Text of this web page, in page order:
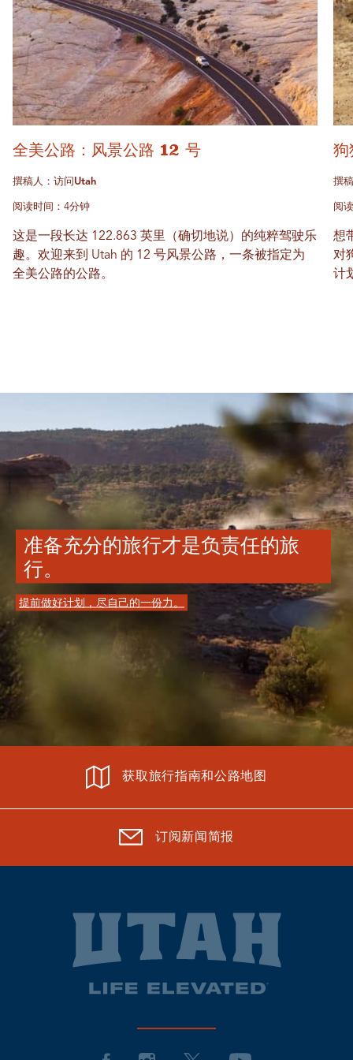
全美公路：风景公路 12 号
撰稿人：访问Utah
阅读时间：4分钟
这是一段长达 122.863 英里（确切地说）的纯粹驾驶乐
趣。欢迎来到 Utah 的 12 号风景公路，一条被指定为
全美公路的公路。
撰
阅
想
对
计
准备充分的旅行才是负责任的旅
行。
提前做好计划，尽自己的一份力。
获取旅行指南和公路地图
订阅新闻简报